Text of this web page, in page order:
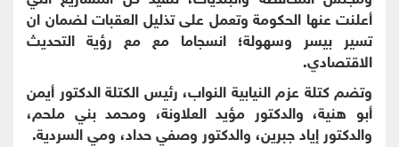
أعلنت عنها الحكومة وتعمل على تذليل العقبات لضمان ان
تسير بيسر وسهولة؛ انسجاما مع مع رؤية التحديث
الاقتصادي.
وتضم كتلة عزم النيابية النواب، رئيس الكتلة الدكتور أيمن
أبو هنية، والدكتور مؤيد العلاونة، ومحمد بني ملحم،
والدكتور إياد جبرين، والدكتور وصفي حداد، ومي السردية.